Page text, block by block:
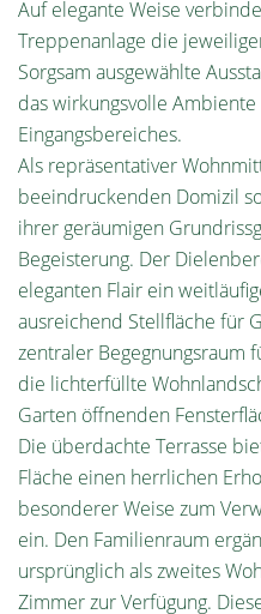
Auf elegante Weise
Treppenanlage die
Sorgsam ausgewählte
das wirkungsvolle
Eingangsbereiches.
Als repräsentativer
beeindruckenden Domizil
ihrer geräumigen
Begeisterung. Der
eleganten Flair ein
ausreichend Stellfläche für
zentraler Begegnungsraum
die lichterfüllte
Garten öffnenden
Die überdachte Terrasse
Fläche einen herrlichen
besonderer Weise zum
ein. Den Familienraum
ursprünglich als zweites
Zimmer zur Verfügung.